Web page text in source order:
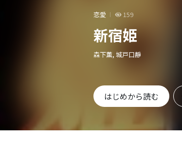
恋愛 159
新宿姫
森下薫, 城戸口靜
はじめから読む